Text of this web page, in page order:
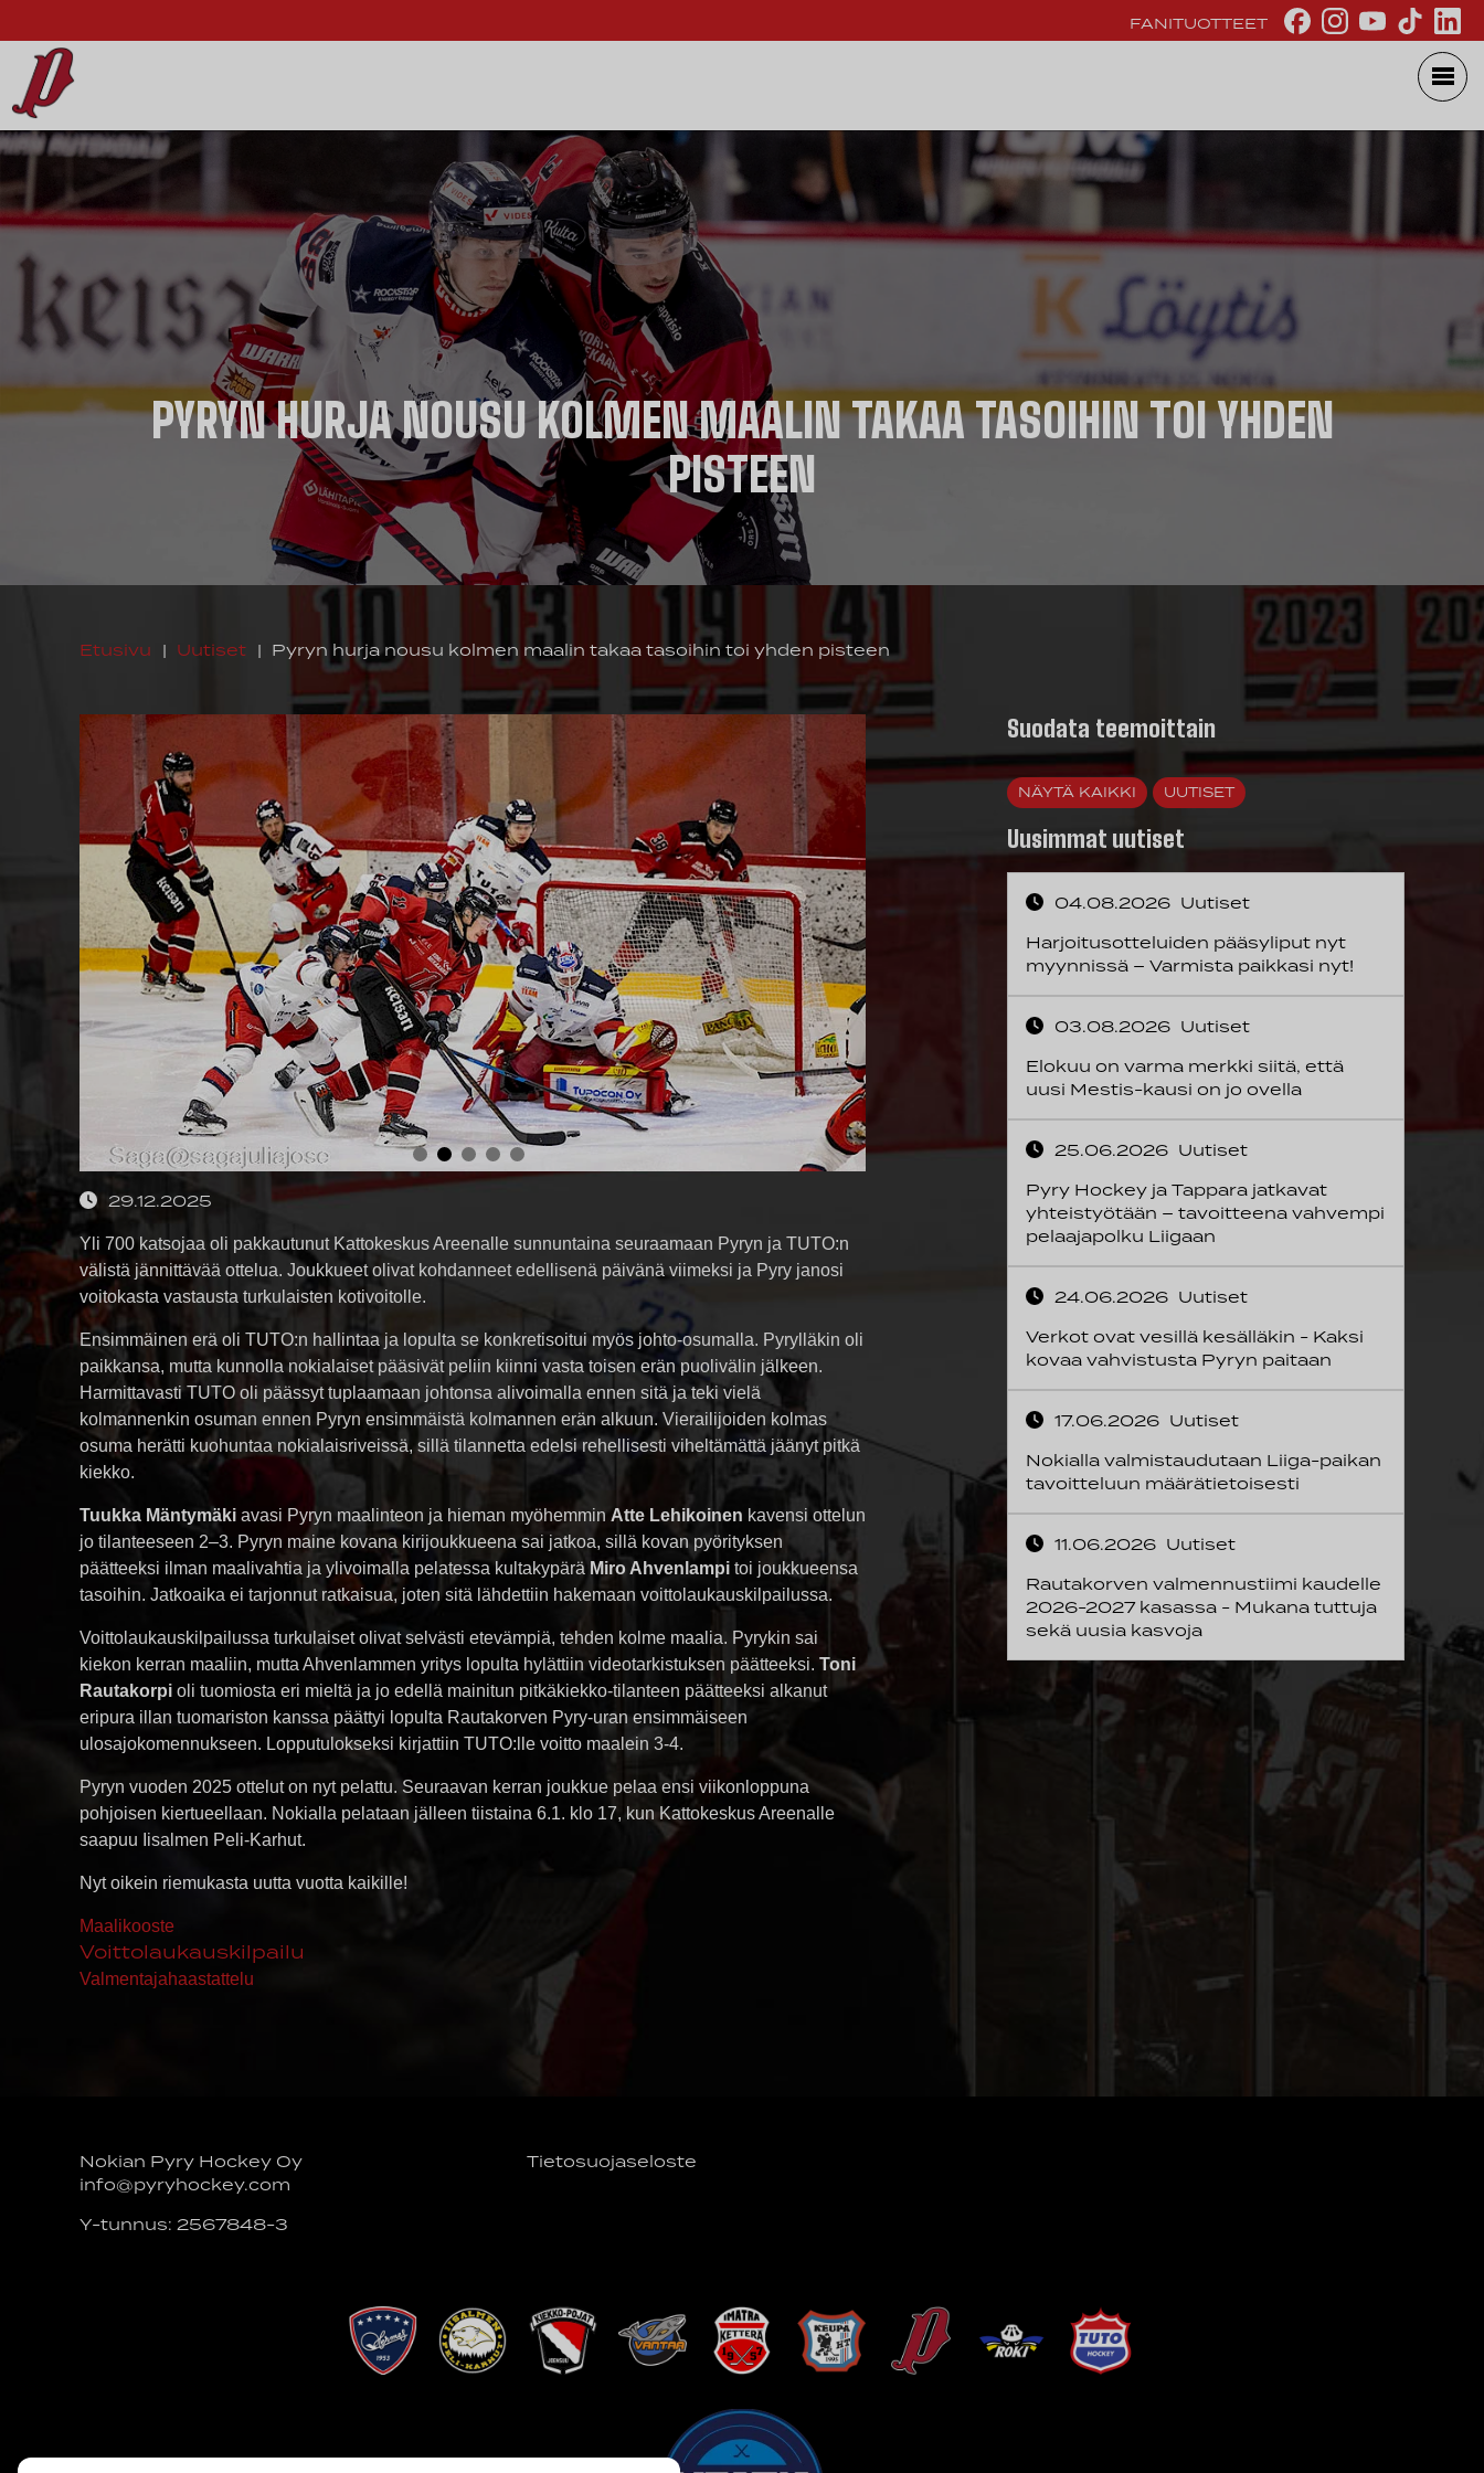
FANITUOTTEET
PYRYN HURJA NOUSU KOLMEN MAALIN TAKAA TASOIHIN TOI YHDEN
PISTEEN
Etusivu | Uutiset | Pyryn hurja nousu kolmen maalin takaa tasoihin toi yhden pisteen
29.12.2025
Yli 700 katsojaa oli pakkautunut Kattokeskus Areenalle sunnuntaina seuraamaan Pyryn ja TUTO:n
välistä jännittävää ottelua. Joukkueet olivat kohdanneet edellisenä päivänä viimeksi ja Pyry janosi
voitokasta vastausta turkulaisten kotivoitolle.
Ensimmäinen erä oli TUTO:n hallintaa ja lopulta se konkretisoitui myös johto-osumalla. Pyrylläkin oli
paikkansa, mutta kunnolla nokialaiset pääsivät peliin kiinni vasta toisen erän puolivälin jälkeen.
Harmittavasti TUTO oli päässyt tuplaamaan johtonsa alivoimalla ennen sitä ja teki vielä
kolmannenkin osuman ennen Pyryn ensimmäistä kolmannen erän alkuun. Vierailijoiden kolmas
osuma herätti kuohuntaa nokialaisriveissä, sillä tilannetta edelsi rehellisesti viheltämättä jäänyt pitkä
kiekko.
Tuukka Mäntymäki avasi Pyryn maalinteon ja hieman myöhemmin Atte Lehikoinen kavensi ottelun
jo tilanteeseen 2–3. Pyryn maine kovana kirijoukkueena sai jatkoa, sillä kovan pyörityksen
päätteeksi ilman maalivahtia ja ylivoimalla pelatessa kultakypärä Miro Ahvenlampi toi joukkueensa
tasoihin. Jatkoaika ei tarjonnut ratkaisua, joten sitä lähdettiin hakemaan voittolaukauskilpailussa.
Voittolaukauskilpailussa turkulaiset olivat selvästi etevämpiä, tehden kolme maalia. Pyrykin sai
kiekon kerran maaliin, mutta Ahvenlammen yritys lopulta hylättiin videotarkistuksen päätteeksi. Toni
Rautakorpi oli tuomiosta eri mieltä ja jo edellä mainitun pitkäkiekko-tilanteen päätteeksi alkanut
eripura illan tuomariston kanssa päättyi lopulta Rautakorven Pyry-uran ensimmäiseen
ulosajokomennukseen. Lopputulokseksi kirjattiin TUTO:lle voitto maalein 3-4.
Pyryn vuoden 2025 ottelut on nyt pelattu. Seuraavan kerran joukkue pelaa ensi viikonloppuna
pohjoisen kiertueellaan. Nokialla pelataan jälleen tiistaina 6.1. klo 17, kun Kattokeskus Areenalle
saapuu Iisalmen Peli-Karhut.
Nyt oikein riemukasta uutta vuotta kaikille!
Maalikooste
Voittolaukauskilpailu
Valmentajahaastattelu
Suodata teemoittain
NÄYTÄ KAIKKI UUTISET
Uusimmat uutiset
04.08.2026 Uutiset
Harjoitusotteluiden pääsyliput nyt
myynnissä – Varmista paikkasi nyt!
03.08.2026 Uutiset
Elokuu on varma merkki siitä, että
uusi Mestis-kausi on jo ovella
25.06.2026 Uutiset
Pyry Hockey ja Tappara jatkavat
yhteistyötään – tavoitteena vahvempi
pelaajapolku Liigaan
24.06.2026 Uutiset
Verkot ovat vesillä kesälläkin - Kaksi
kovaa vahvistusta Pyryn paitaan
17.06.2026 Uutiset
Nokialla valmistaudutaan Liiga-paikan
tavoitteluun määrätietoisesti
11.06.2026 Uutiset
Rautakorven valmennustiimi kaudelle
2026-2027 kasassa - Mukana tuttuja
sekä uusia kasvoja
Nokian Pyry Hockey Oy
info@pyryhockey.com
Y-tunnus: 2567848-3
Tietosuojaseloste